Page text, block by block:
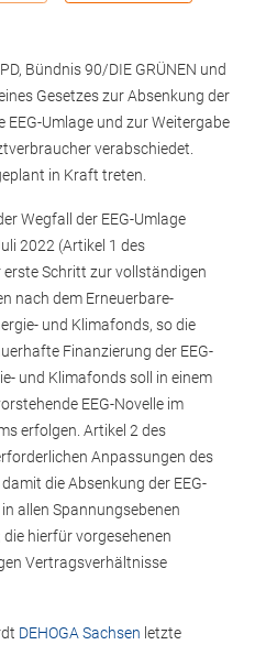
Bündnis 90/DIE GRÜNEN und
Gesetzes zur Absenkung der
Umlage und zur Weitergabe
verabschiedet.
in Kraft treten.
Wegfall der EEG-Umlage
2022 (Artikel 1 des
Schritt zur vollständigen
nach dem Erneuerbare-
und Klimafonds, so die
Finanzierung der EEG-
und Klimafonds soll in einem
EEG-Novelle im
erfolgen. Artikel 2 des
Anpassungen des
die Absenkung der EEG-
allen Spannungsebenen
hierfür vorgesehenen
Vertragsverhältnisse
DEHOGA Sachsen letzte